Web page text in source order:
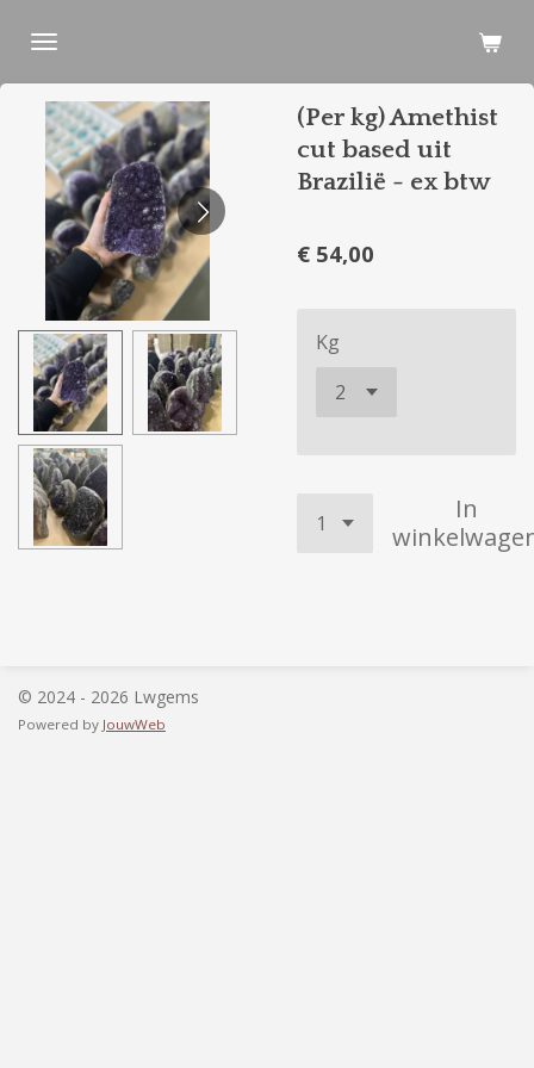
direct
naar
hoofdinhoud
(Per kg) Amethist
cut based uit
Brazilië - ex btw
€ 54,00
Kg
In
© 2024 - 2026 Lwgems
Powered by JouwWeb